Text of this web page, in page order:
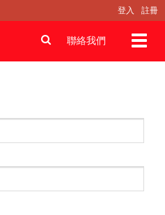
登入 註冊
聯絡我們